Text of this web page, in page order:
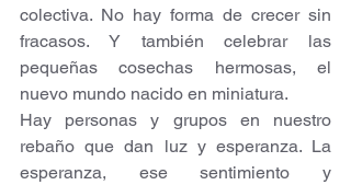
colectiva. No hay forma de crecer sin
fracasos. Y también celebrar las
pequeñas cosechas hermosas, el
nuevo mundo nacido en miniatura.
Hay personas y grupos en nuestro
rebaño que dan luz y esperanza. La
esperanza, ese sentimiento y